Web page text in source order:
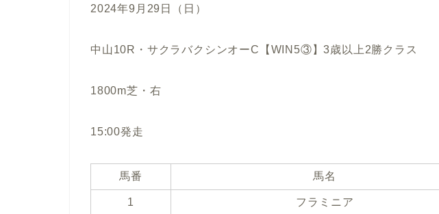
2024年9月29日（日）
中山10R・サクラバクシンオーC【WIN5③】3歳以上2勝クラス
1800m芝・右
15:00発走
馬番 馬名
1 フラミニア